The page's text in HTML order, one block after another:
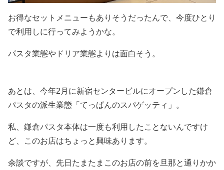
お得なセットメニューもありそうだったんで、今度ひとり
で利用しに行ってみようかな。
パスタ業態やドリア業態よりは面白そう。
あとは、今年2月に新宿センタービルにオープンした鎌倉
パスタの派生業態「てっぱんのスパゲッティ」。
私、鎌倉パスタ本体は一度も利用したことないんですけ
ど、このお店はちょっと興味あります。
余談ですが、先日たまたまこのお店の前を旦那と通りかか